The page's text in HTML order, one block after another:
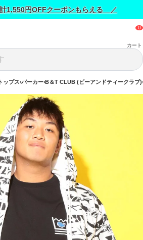
1,550円OFFクーポンもらえる ／
カート
ップス パーカー B＆T CLUB (ビーアンドティークラブ)